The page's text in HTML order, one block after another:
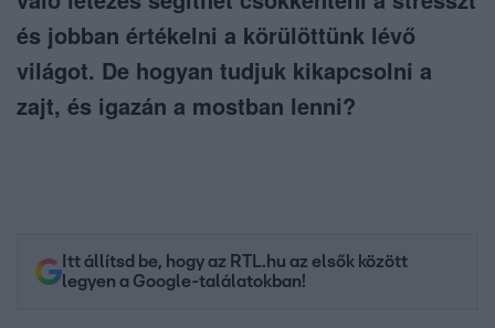
és jobban értékelni a körülöttünk lévő
világot. De hogyan tudjuk kikapcsolni a
zajt, és igazán a mostban lenni?
Itt állítsd be, hogy az RTL.hu az elsők között
legyen a Google-találatokban!